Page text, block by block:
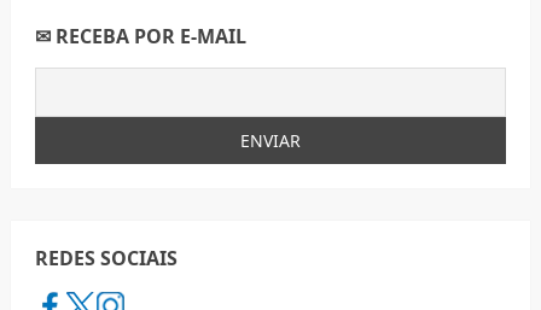
✉ RECEBA POR E-MAIL
REDES SOCIAIS